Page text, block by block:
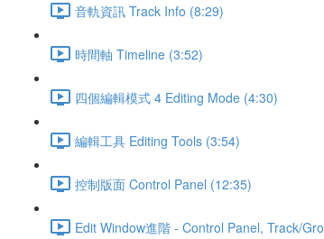
音軌資訊 Track Info (8:29)
時間軸 Timeline (3:52)
四個編輯模式 4 Editing Mode (4:30)
編輯工具 Editing Tools (3:54)
控制版面 Control Panel (12:35)
Edit Window進階 - Control Panel, Track/